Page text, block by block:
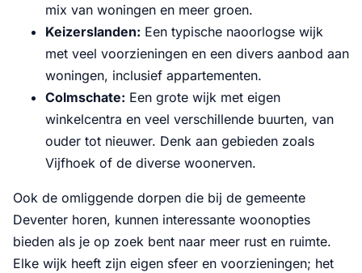
mix van woningen en meer groen.
Keizerslanden: Een typische naoorlogse wijk
met veel voorzieningen en een divers aanbod aan
woningen, inclusief appartementen.
Colmschate: Een grote wijk met eigen
winkelcentra en veel verschillende buurten, van
ouder tot nieuwer. Denk aan gebieden zoals
Vijfhoek of de diverse woonerven.
Ook de omliggende dorpen die bij de gemeente
Deventer horen, kunnen interessante woonopties
bieden als je op zoek bent naar meer rust en ruimte.
Elke wijk heeft zijn eigen sfeer en voorzieningen; het